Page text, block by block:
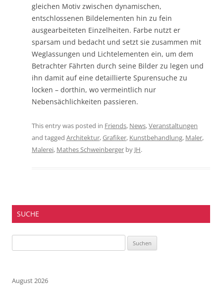
gleichen Motiv zwischen dynamischen,
entschlossenen Bildelementen hin zu fein
ausgearbeiteten Einzelheiten. Farbe nutzt er
sparsam und bedacht und setzt sie zusammen mit
Weglassungen und Lichtelementen ein, um dem
Betrachter Fährten durch seine Bilder zu legen und
ihn damit auf eine detaillierte Spurensuche zu
locken – dorthin, wo vermeintlich nur
Nebensächlichkeiten passieren.
This entry was posted in Friends, News,Veranstaltungen
and tagged Architektur,Grafiker, Kunstbehandlung, Maler,
Malerei, Mathes Schweinberger by JH.
SUCHE
nach:
August 2026